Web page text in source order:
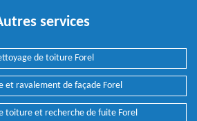
services
de toiture Forel
et ravalement de façade Forel
toiture et recherche de fuite Forel